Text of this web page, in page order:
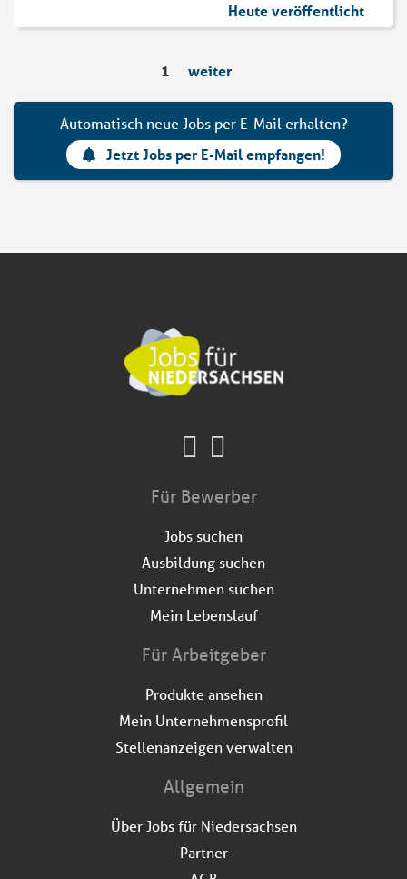
Heute veröffentlicht
1 weiter
Automatisch neue Jobs per E-Mail erhalten?
Jetzt Jobs per E-Mail empfangen!
Für Bewerber
Jobs suchen
Ausbildung suchen
Unternehmen suchen
Mein Lebenslauf
Für Arbeitgeber
Produkte ansehen
Mein Unternehmensprofil
Stellenanzeigen verwalten
Allgemein
Über Jobs für Niedersachsen
Partner